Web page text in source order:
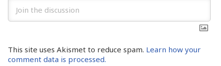
This site uses Akismet to reduce spam. Learn how your
comment data is processed.